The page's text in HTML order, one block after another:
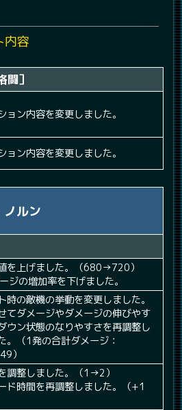
容
闘］
ョン内容を変更しました。
ョン内容を変更しました。
ノルン
を上げました。（680→720）
ジの増加率を下げました。
時の敵機の挙動を変更しました。
てダメージやダメージの伸びやす
ウン状態のなりやすさを再調整し
。（1発の合計ダメージ：
）
調整しました。（1→2）
ド時間を再調整しました。（+1